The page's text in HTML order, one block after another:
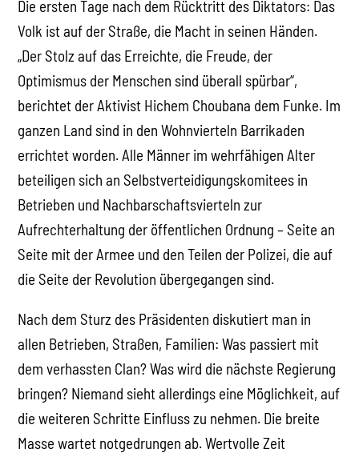
Die ersten Tage nach dem Rücktritt des Diktators: Das
Volk ist auf der Straße, die Macht in seinen Händen.
„Der Stolz auf das Erreichte, die Freude, der
Optimismus der Menschen sind überall spürbar“,
berichtet der Aktivist Hichem Choubana dem Funke. Im
ganzen Land sind in den Wohnvierteln Barrikaden
errichtet worden. Alle Männer im wehrfähigen Alter
beteiligen sich an Selbstverteidigungskomitees in
Betrieben und Nachbarschaftsvierteln zur
Aufrechterhaltung der öffentlichen Ordnung – Seite an
Seite mit der Armee und den Teilen der Polizei, die auf
die Seite der Revolution übergegangen sind.
Nach dem Sturz des Präsidenten diskutiert man in
allen Betrieben, Straßen, Familien: Was passiert mit
dem verhassten Clan? Was wird die nächste Regierung
bringen? Niemand sieht allerdings eine Möglichkeit, auf
die weiteren Schritte Einfluss zu nehmen. Die breite
Masse wartet notgedrungen ab. Wertvolle Zeit